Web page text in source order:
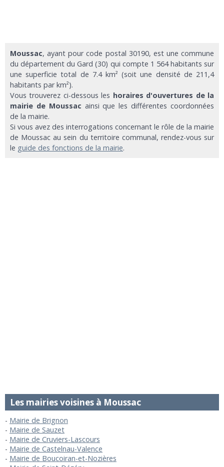
Moussac, ayant pour code postal 30190, est une commune
du département du Gard (30) qui compte 1 564 habitants sur
une superficie total de 7.4 km² (soit une densité de 211,4
habitants par km²).
Vous trouverez ci-dessous les horaires d'ouvertures de la
mairie de Moussac ainsi que les différentes coordonnées
de la mairie.
Si vous avez des interrogations concernant le rôle de la mairie
de Moussac au sein du territoire communal, rendez-vous sur
le guide des fonctions de la mairie.
Les mairies voisines à Moussac
Mairie de Brignon
Mairie de Sauzet
Mairie de Cruviers-Lascours
Mairie de Castelnau-Valence
Mairie de Boucoiran-et-Nozières